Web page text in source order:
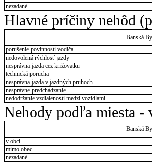
nezadané
Hlavné príčiny nehôd
Banská
porušenie povinnosti vodiča
nedovolená rýchlosť jazdy
nesprávna jazda cez križovatku
technická porucha
nesprávna jazda v jazdných pruhoch
nesprávne predchádzanie
nedodržanie vzdialenosti medzi vozidlami
Nehody podľa miesta -
Banská
v obci
mimo obec
nezadané